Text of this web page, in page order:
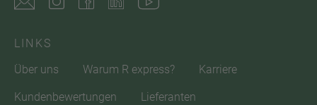
LINKS
Über uns
Warum R express? Karriere
Kundenbewertungen Lieferanten